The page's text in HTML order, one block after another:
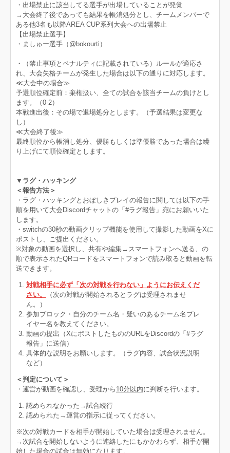
・出場禁止に該当してる選手が出場していることが発覚
→大会終了後であっても結果を帳消処分とし、チームメンバーで
ある他3名も以降AREA CUP系列大会への出場禁止
【出場禁止選手】
・ましゅー選手（@bokourti）
・（禁止事項とペナルティに記載されている）ルールが適応さ
れ、大会失格チームが発生した場合は以下の通りに対応します。
≪大会中の場合≫
予選順位確定前：棄権扱い、全ての試合を該当チームの負けとし
ます。（0-2）
本戦進出後：その場で退場処分とします。（予選結果は変更な
し）
≪大会終了後≫
最終順位から帳消し処分、優勝もしくは準優勝であった場合は繰
り上げにて順位確定とします。
▼ラグ・ハッキング
＜報告方法＞
・ラグ・ハッキングとおぼしきプレイの報告に関しては以下の手
順を用いて大会Discordチャットの「#ラグ報告」宛にお願いいた
します。
・switchの30秒の動画クリップ機能を使用して撮影した動画をXに
ポストし、ご提出ください。
※対象の動画を選択し、共有や編集→スマートフォンへ送る、の
順で表示されたQRコードをスマートフォンで読み取ると動画を転
送できます。
対戦相手に必ず「次の対戦を行わない」ようにお伝えくだ
さい。
（次の対戦が開始されるとラグは受理されませ
ん。）
参加ブロック・自分のチーム名・疑いのあるチーム名プレ
イヤー名を教えてください。
動画の提出（XにポストしたもののURLをDiscordの「#ラグ
報告」に送信）​​​​​​
具体的な説明をお願いします。（ラグ内容、試合状況説明
など）
＜判定について＞
・運営が動画を確認し、受理から 10分以内に判断を行います。
認められなかった→試合続行
認められた→運営の指示に従ってください。
※次の対戦カードを相手が開始していた場合は受理されません。
→次試合を開始しないように連絡したにもかかわらず、相手が開
始した場合の試合は無効になります。